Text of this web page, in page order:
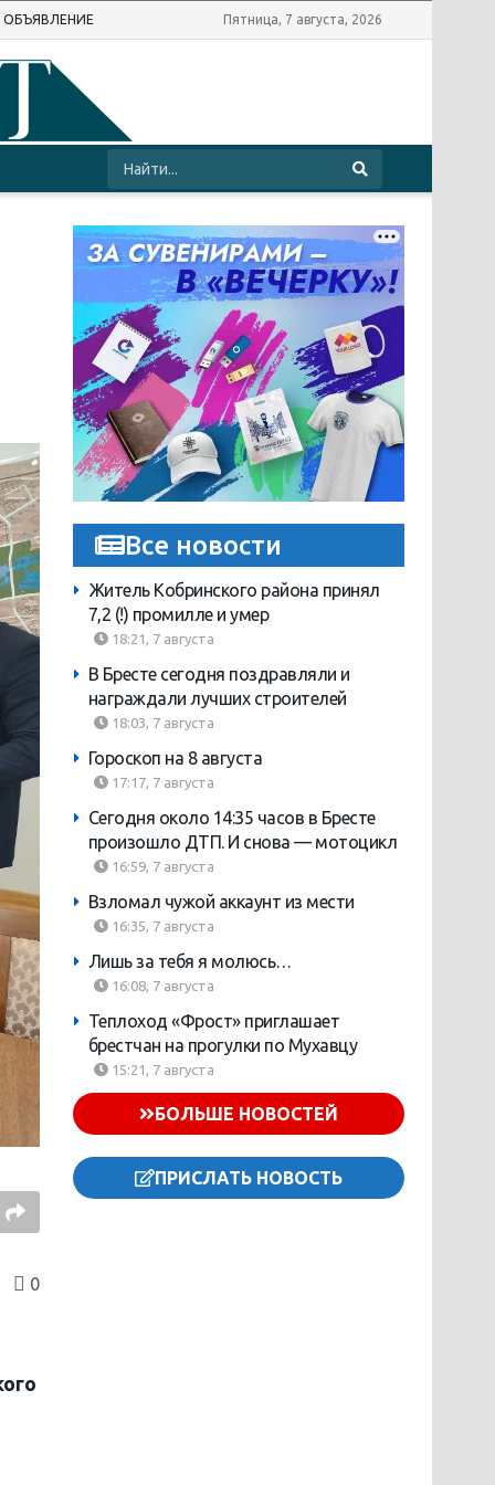
ОБЪЯВЛЕНИЕ Пятница, 7 августа, 2026
0
Все новости
Житель Кобринского района принял
7,2 (!) промилле и умер
18:21, 7 августа
В Бресте сегодня поздравляли и
награждали лучших строителей
18:03, 7 августа
Гороскоп на 8 августа
17:17, 7 августа
Сегодня около 14:35 часов в Бресте
произошло ДТП. И снова — мотоцикл
16:59, 7 августа
Взломал чужой аккаунт из мести
16:35, 7 августа
Лишь за тебя я молюсь…
16:08, 7 августа
Теплоход «Фрост» приглашает
брестчан на прогулки по Мухавцу
15:21, 7 августа
БОЛЬШЕ НОВОСТЕЙ
ПРИСЛАТЬ НОВОСТЬ